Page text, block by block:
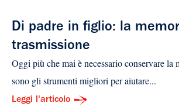
Di padre in figlio: la
trasmissione
Oggi più che mai è necessario conservare la
sono gli strumenti migliori per aiutare...
Leggi l'articolo